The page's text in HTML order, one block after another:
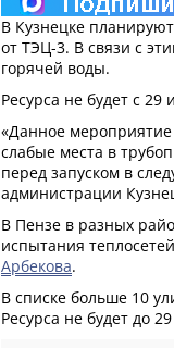
В Кузнецке
от ТЭЦ-3. В связи с
горячей воды.
Ресурса не будет с
«Данное
слабые места в
перед запуском в
администрации
В Пензе в разных
испытания
Арбекова.
В списке больше 10
Ресурса не будет до